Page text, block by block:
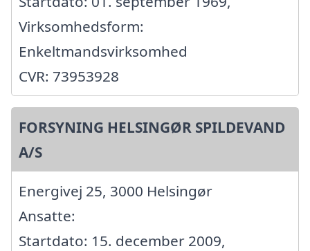
Virksomhedsform:
Enkeltmandsvirksomhed
CVR: 73953928
FORSYNING HELSINGØR SPILDEVAND
A/S
Energivej 25, 3000 Helsingør
Ansatte:
Startdato: 15. december 2009,